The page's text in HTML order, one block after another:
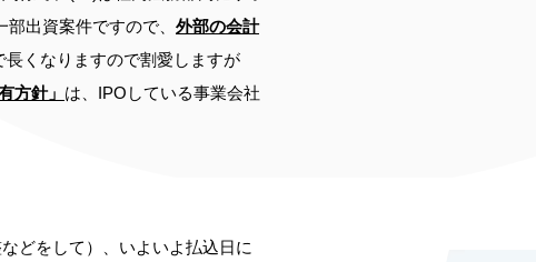
出資案件ですので、 外部の会計
長くなりますので割愛しますが
方針」 は、IPOしている事業会社
どをして）、いよいよ払込日に